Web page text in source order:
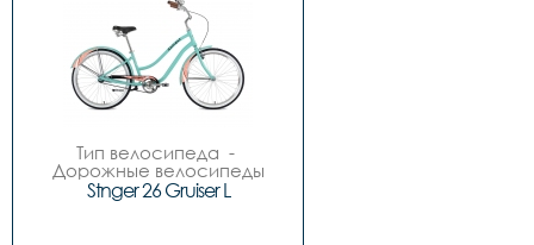
Тип велосипеда	-
Дорожные велосипеды
Вид велосипеда	-
Круизеры
Stnger 26 Gruiser L